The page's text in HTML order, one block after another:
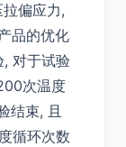
偏应力,
品的优化
对于试验
次温度
结束, 且
循环次数